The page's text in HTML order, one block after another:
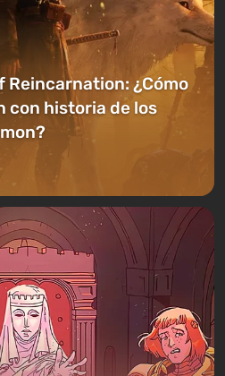
Reincarnation: ¿Cómo
con historia de los